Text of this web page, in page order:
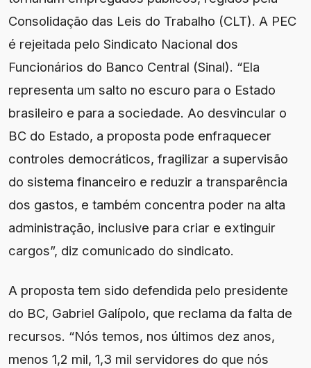
Consolidação das Leis do Trabalho (CLT). A PEC
é rejeitada pelo Sindicato Nacional dos
Funcionários do Banco Central (Sinal). “Ela
representa um salto no escuro para o Estado
brasileiro e para a sociedade. Ao desvincular o
BC do Estado, a proposta pode enfraquecer
controles democráticos, fragilizar a supervisão
do sistema financeiro e reduzir a transparência
dos gastos, e também concentra poder na alta
administração, inclusive para criar e extinguir
cargos”, diz comunicado do sindicato.
A proposta tem sido defendida pelo presidente
do BC, Gabriel Galípolo, que reclama da falta de
recursos. “Nós temos, nos últimos dez anos,
menos 1,2 mil, 1,3 mil servidores do que nós